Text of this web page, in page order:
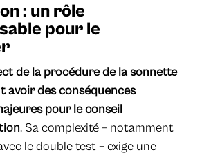
: un rôle
pour le
de la procédure de la sonnette
avoir des conséquences
pour le conseil
. Sa complexité – notamment
le double test – exige une